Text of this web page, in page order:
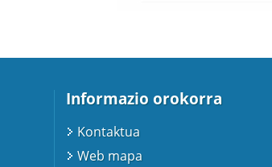
Informazio orokorra
Kontaktua
Web mapa